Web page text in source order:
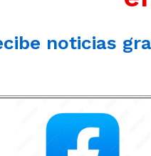
noticias